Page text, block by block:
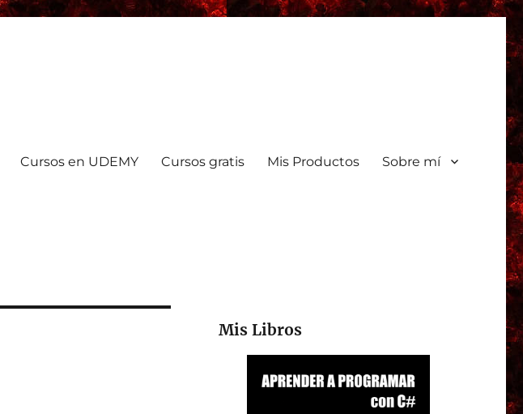
Cursos en UDEMY Cursos gratis Mis Productos Sobre mí
Mis Libros